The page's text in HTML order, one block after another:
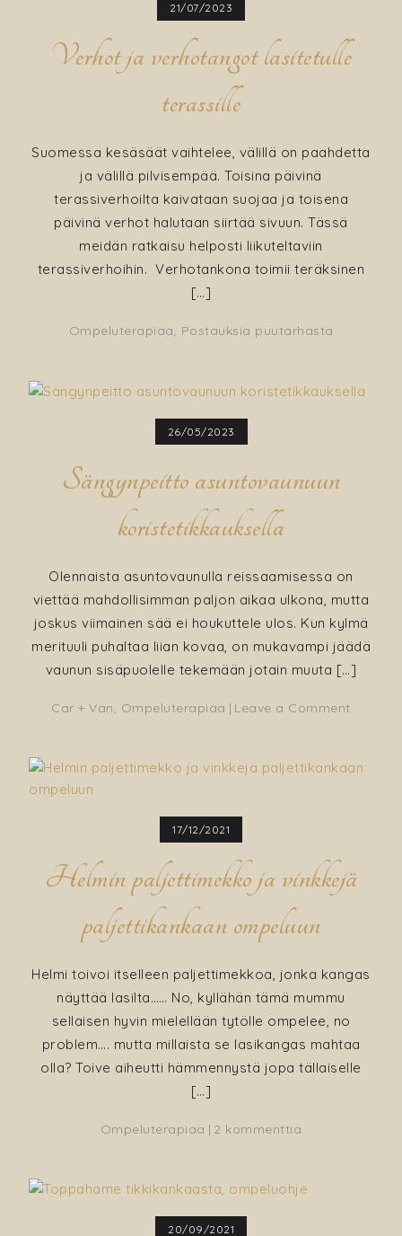
21/07/2023
Verhot ja verhotangot lasitetulle
terassille
Suomessa kesäsäät vaihtelee, välillä on paahdetta
ja välillä pilvisempää. Toisina päivinä
terassiverhoilta kaivataan suojaa ja toisena
päivinä verhot halutaan siirtää sivuun. Tässä
meidän ratkaisu helposti liikuteltaviin
terassiverhoihin. Verhotankona toimii teräksinen
[…]
Ompeluterapiaa, Postauksia puutarhasta
26/05/2023
Sängynpeitto asuntovaunuun
koristetikkauksella
Olennaista asuntovaunulla reissaamisessa on
viettää mahdollisimman paljon aikaa ulkona, mutta
joskus viimainen sää ei houkuttele ulos. Kun kylmä
merituuli puhaltaa liian kovaa, on mukavampi jäädä
vaunun sisäpuolelle tekemään jotain muuta […]
Car + Van, Ompeluterapiaa Leave a Comment
17/12/2021
Helmin paljettimekko ja vinkkejä
paljettikankaan ompeluun
Helmi toivoi itselleen paljettimekkoa, jonka kangas
näyttää lasilta…… No, kyllähän tämä mummu
sellaisen hyvin mielellään tytölle ompelee, no
problem…. mutta millaista se lasikangas mahtaa
olla? Toive aiheutti hämmennystä jopa tällaiselle
[…]
Ompeluterapiaa 2 kommenttia
ja
20/09/2021